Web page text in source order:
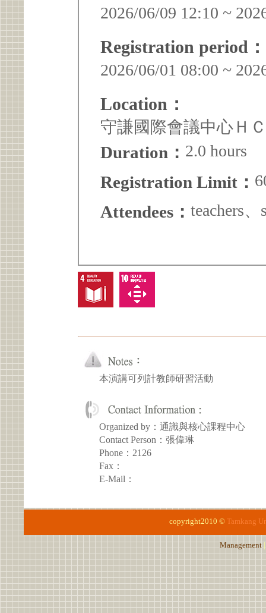
2026/06/09 12:10 ~
Registration period：
2026/06/01 08:00 ~
Location：
守謙國際會議中心Ｈ
Duration： 2.0 hours
Registration Limit：
Attendees： teachers
本演講可列計教師研習活動
Organized by：通識與核心課程中心
Contact Person：張偉琳
Phone：2126
Fax：
E-Mail：
copyright2010 © Tamkang
Management